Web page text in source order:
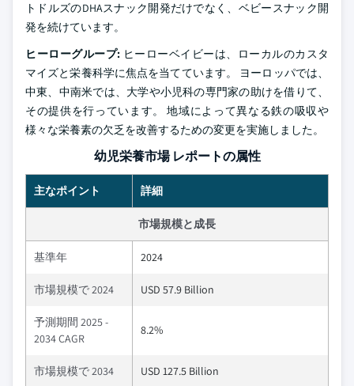
トドルズのDHAスナック開発だけでなく、ベビースナック開
発を続けています。
ヒーローグループ: ヒーローベイビーは、ローカルのカスタ
マイズと栄養科学に焦点を当てています。 ヨーロッパでは、
中東、中南米では、大学や小児科の専門家の助けを借りて、
その提供を行っています。 地域によって異なる鉄の吸収や
様々な栄養素の欠乏を改善するための変更を実施しました。
幼児栄養市場 レポートの属性
主なポイント 詳細
市場規模と成長
基準年 2024
市場規模で 2024 USD 57.9 Billion
予測期間 2025 -
2034 CAGR
8.2%
市場規模で 2034 USD 127.5 Billion